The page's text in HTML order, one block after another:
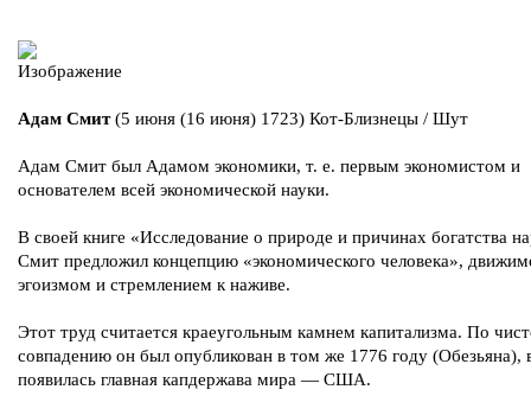
Адам Смит(5 июня (16 июня) 1723) Кот-Близнецы / Шут
Адам Смит был Адамом экономики, т. е. первым экономистом и
основателем всей экономической науки.
В своей книге «Исследование о природе и причинах богатства
Смит предложил концепцию «экономического человека»,
эгоизмом и стремлением к наживе.
Этот труд считается краеугольным камнем капитализма. По
совпадению он был опубликован в том же 1776 году (Обезьяна),
появилась главная капдержава мира — США.